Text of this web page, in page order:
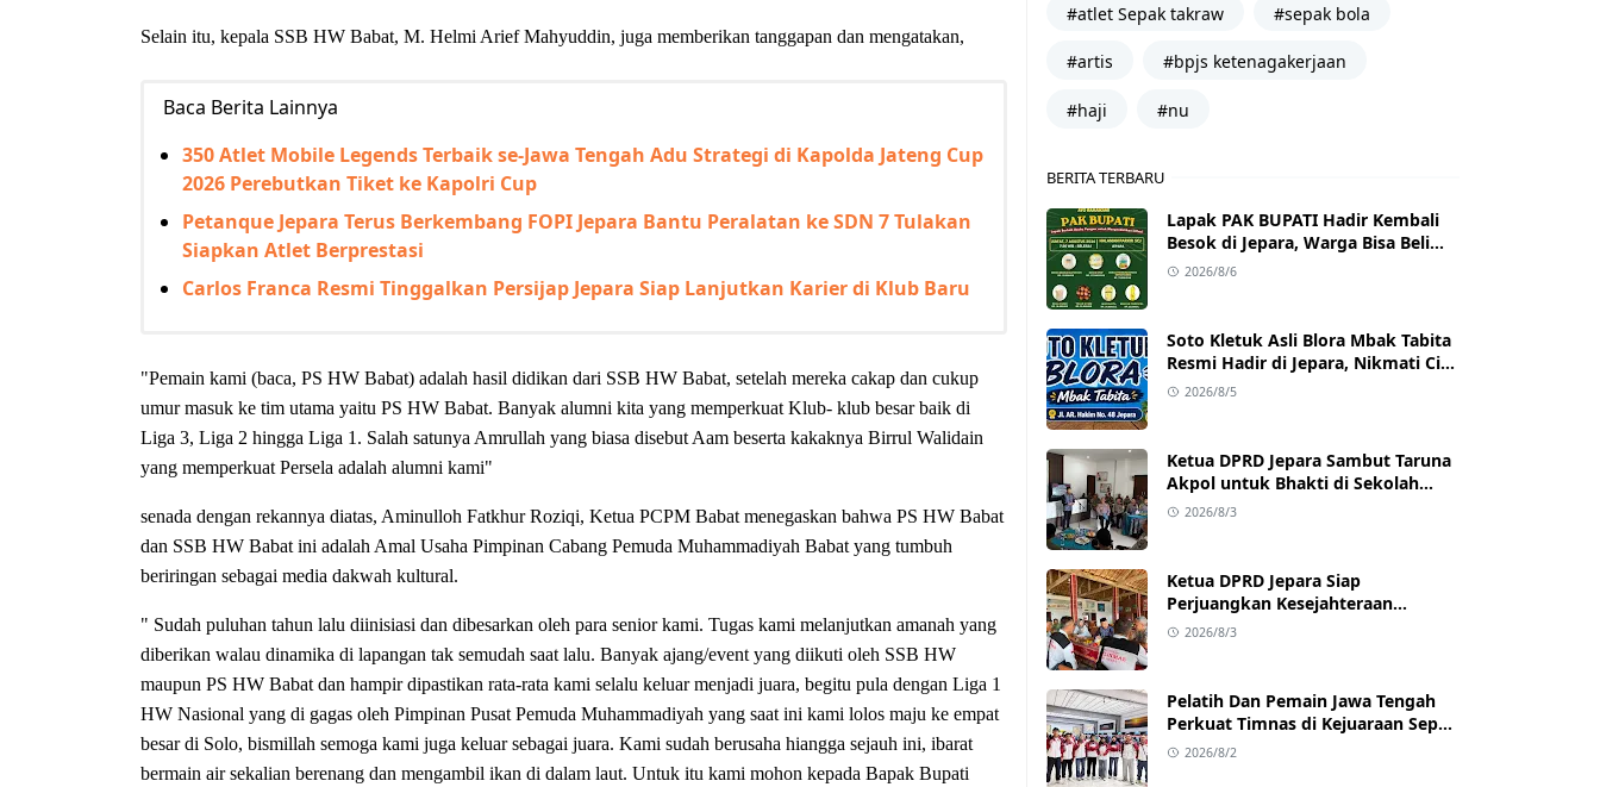
Selain itu, kepala SSB HW Babat, M. Helmi Arief Mahyuddin, juga memberikan tanggapan dan mengatakan,
Baca Berita Lainnya
350 Atlet Mobile Legends Terbaik se-Jawa Tengah Adu Strategi di Kapolda Jateng Cup
2026 Perebutkan Tiket ke Kapolri Cup
Petanque Jepara Terus Berkembang FOPI Jepara Bantu Peralatan ke SDN 7 Tulakan
Siapkan Atlet Berprestasi
Carlos Franca Resmi Tinggalkan Persijap Jepara Siap Lanjutkan Karier di Klub Baru
"Pemain kami (baca, PS HW Babat) adalah hasil didikan dari SSB HW Babat, setelah mereka cakap dan cukup
umur masuk ke tim utama yaitu PS HW Babat. Banyak alumni kita yang memperkuat Klub- klub besar baik di
Liga 3, Liga 2 hingga Liga 1. Salah satunya Amrullah yang biasa disebut Aam beserta kakaknya Birrul Walidain
yang memperkuat Persela adalah alumni kami"
senada dengan rekannya diatas, Aminulloh Fatkhur Roziqi, Ketua PCPM Babat menegaskan bahwa PS HW Babat
dan SSB HW Babat ini adalah Amal Usaha Pimpinan Cabang Pemuda Muhammadiyah Babat yang tumbuh
beriringan sebagai media dakwah kultural.
" Sudah puluhan tahun lalu diinisiasi dan dibesarkan oleh para senior kami. Tugas kami melanjutkan amanah yang
diberikan walau dinamika di lapangan tak semudah saat lalu. Banyak ajang/event yang diikuti oleh SSB HW
maupun PS HW Babat dan hampir dipastikan rata-rata kami selalu keluar menjadi juara, begitu pula dengan Liga 1
HW Nasional yang di gagas oleh Pimpinan Pusat Pemuda Muhammadiyah yang saat ini kami lolos maju ke empat
besar di Solo, bismillah semoga kami juga keluar sebagai juara. Kami sudah berusaha hiangga sejauh ini, ibarat
bermain air sekalian berenang dan mengambil ikan di dalam laut. Untuk itu kami mohon kepada Bapak Bupati
#atlet Sepak takraw #sepak bola
#artis #bpjs ketenagakerjaan
#haji #nu
BERITA TERBARU
Lapak PAK BUPATI Hadir Kembali
Besok di Jepara, Warga Bisa Beli
Beras hingga Minyak Goreng
2026/8/6
Soto Kletuk Asli Blora Mbak Tabita
Resmi Hadir di Jepara, Nikmati Cita
Rasa Autentik Mulai Rp10 Ribu
2026/8/5
Ketua DPRD Jepara Sambut Taruna
Akpol untuk Bhakti di Sekolah
Rakyat Jepara
2026/8/3
Ketua DPRD Jepara Siap
Perjuangkan Kesejahteraan
Satlinmas Jepara
2026/8/3
Pelatih Dan Pemain Jawa Tengah
Perkuat Timnas di Kejuaraan Sepak
takraw Internasional
2026/8/2